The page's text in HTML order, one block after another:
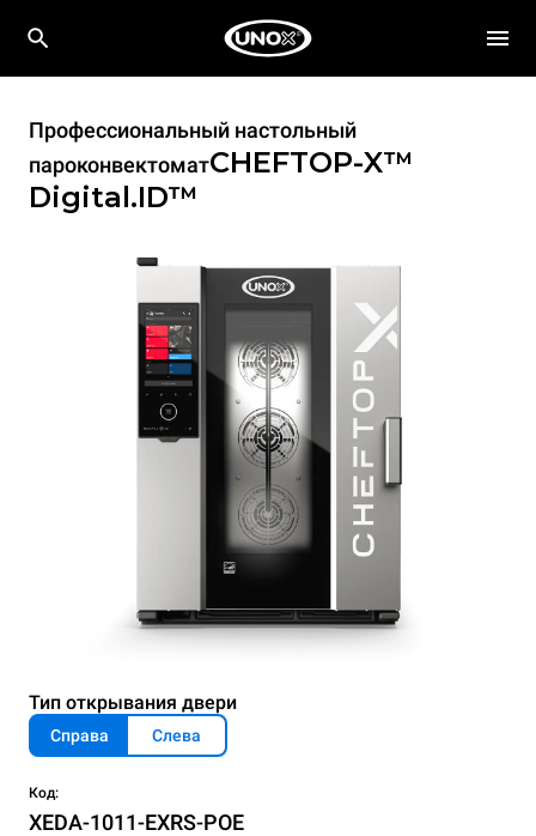
Профессиональный настольный
пароконвектоматCHEFTOP-X™
Digital.ID™
Тип открывания двери
Справа Слева
Код:
XEDA-1011-EXRS-POE